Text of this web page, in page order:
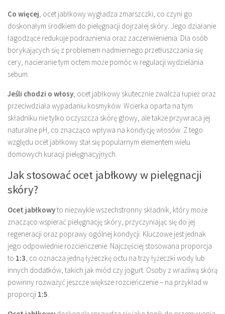
Co więcej, ocet jabłkowy wygładza zmarszczki, co czyni go
doskonałym środkiem do pielęgnacji dojrzałej skóry. Jego działanie
łagodzące redukuje podrażnienia oraz zaczerwienienia. Dla osób
borykających się z problemem nadmiernego przetłuszczania się
cery, nacieranie tym octem może pomóc w regulacji wydzielania
sebum.
Jeśli chodzi o włosy, ocet jabłkowy skutecznie zwalcza łupież oraz
przeciwdziała wypadaniu kosmyków. Wcierka oparta na tym
składniku nie tylko oczyszcza skórę głowy, ale także przywraca jej
naturalne pH, co znacząco wpływa na kondycję włosów. Z tego
względu ocet jabłkowy stał się popularnym elementem wielu
domowych kuracji pielęgnacyjnych.
Jak stosować ocet jabłkowy w pielęgnacji
skóry?
Ocet jabłkowyto niezwykle wszechstronny składnik, który może
znacząco wspierać pielęgnację skóry, przyczyniając się do jej
regeneracji oraz poprawy ogólnej kondycji. Kluczowe jest jednak
jego odpowiednie rozcieńczenie. Najczęściej stosowana proporcja
to 1:3, co oznacza jedną łyżeczkę octu na trzy łyżeczki wody lub
innych dodatków, takich jak miód czy jogurt. Osoby z wrażliwą skórą
powinny rozważyć jeszcze większe rozcieńczenie – na przykład w
proporcji 1:5.